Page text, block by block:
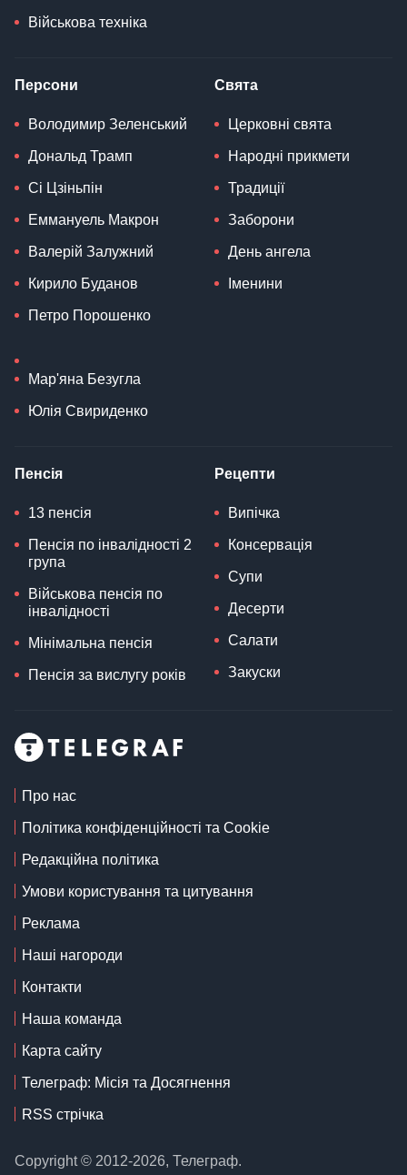
Військова техніка
Персони
Володимир Зеленський
Дональд Трамп
Сі Цзіньпін
Еммануель Макрон
Валерій Залужний
Кирило Буданов
Петро Порошенко
Мар'яна Безугла
Юлія Свириденко
Свята
Церковні свята
Народні прикмети
Традиції
Заборони
День ангела
Іменини
Пенсія
13 пенсія
Пенсія по інвалідності 2
група
Військова пенсія по
інвалідності
Мінімальна пенсія
Пенсія за вислугу років
Рецепти
Випічка
Консервація
Супи
Десерти
Салати
Закуски
Про нас
Політика конфіденційності та Cookie
Редакційна політика
Умови користування та цитування
Реклама
Наші нагороди
Контакти
Наша команда
Карта сайту
Телеграф: Місія та Досягнення
RSS стрічка
Copyright © 2012-2026, Телеграф.